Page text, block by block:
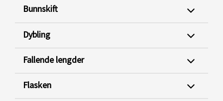
Bunnskift
Dybling
Fallende lengder
Flasken